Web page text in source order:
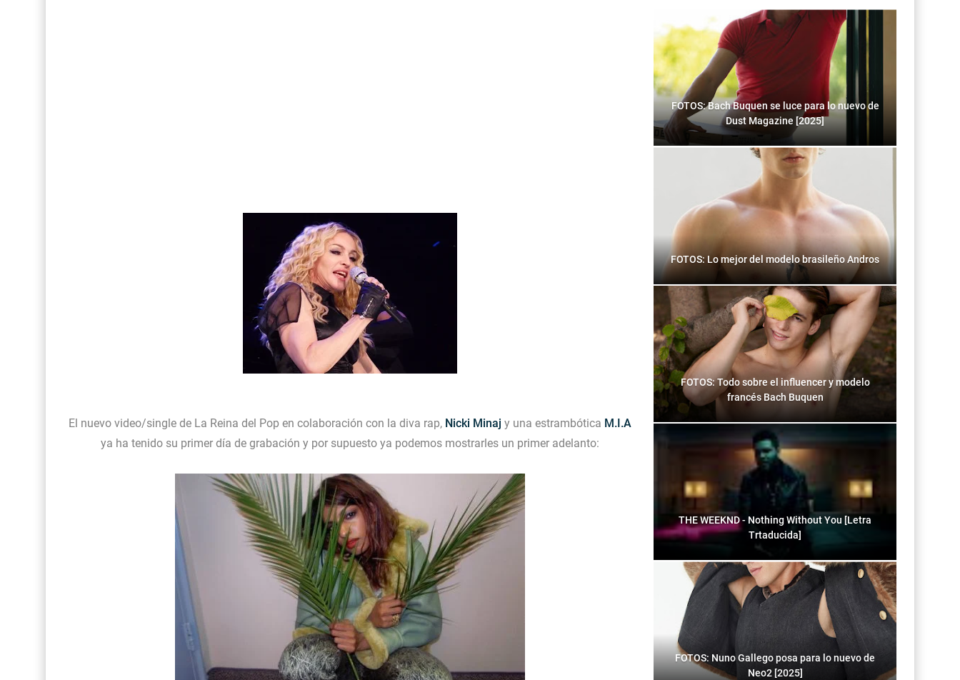
El nuevo video/single de La Reina del Pop en colaboración con la diva rap, Nicki Minaj y una estrambótica M.I.A
ya ha tenido su primer día de grabación y por supuesto ya podemos mostrarles un primer adelanto:
FOTOS: Bach Buquen se luce para lo nuevo de
Dust Magazine [2025]
FOTOS: Lo mejor del modelo brasileño Andros
FOTOS: Todo sobre el influencer y modelo
francés Bach Buquen
THE WEEKND - Nothing Without You [Letra
Trtaducida]
FOTOS: Nuno Gallego posa para lo nuevo de
Neo2 [2025]